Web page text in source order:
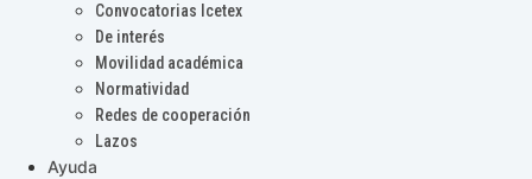
Convocatorias Icetex
De interés
Movilidad académica
Normatividad
Redes de cooperación
Lazos
Ayuda